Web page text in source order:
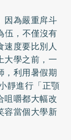
因為嚴重戽斗
伍，不僅沒有
速度要比別人
大學之前，一
，利用暑假期
靜進行「正顎
咀嚼都大幅改
容當個大學新